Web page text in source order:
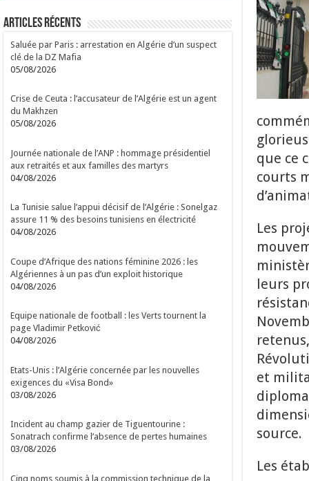
que ce
courts
Les
leurs
et
source.
Les
Articles Récents
Saluée par Paris : arrestation en Algérie d’un suspect
clé de la DZ Mafia
05/08/2026
Crise de Ceuta : l’accusateur de l’Algérie est un agent
du Makhzen
05/08/2026
Journée nationale de l’ANP : hommage présidentiel
aux retraités et aux familles des martyrs
04/08/2026
La Tunisie salue l’appui décisif de l’Algérie : Sonelgaz
assure 11 % des besoins tunisiens en électricité
04/08/2026
Coupe d’Afrique des nations féminine 2026 : les
Algériennes à un pas d’un exploit historique
04/08/2026
Equipe nationale de football : les Verts tournent la
page Vladimir Petković
04/08/2026
Etats-Unis : l’Algérie concernée par les nouvelles
exigences du «Visa Bond»
03/08/2026
Incident au champ gazier de Tiguentourine :
Sonatrach confirme l’absence de pertes humaines
03/08/2026
Cinq noms soumis à la commission technique de la